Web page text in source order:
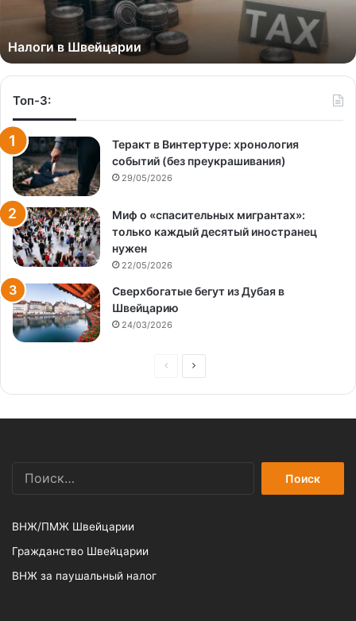
Налоги в Швейцарии
Топ-3:
Теракт в Винтертуре: хронология
событий (без преукрашивания)
29/05/2026
Миф о «спасительных мигрантах»:
только каждый десятый иностранец
нужен
22/05/2026
Сверхбогатые бегут из Дубая в
Швейцарию
24/03/2026
Предыдущая
Следующая
ВНЖ/ПМЖ Швейцарии
Гражданство Швейцарии
ВНЖ за паушальный налог